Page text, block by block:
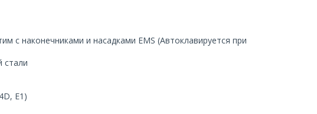
с наконечниками и насадками EMS (Автоклавируется при
стали
E1)